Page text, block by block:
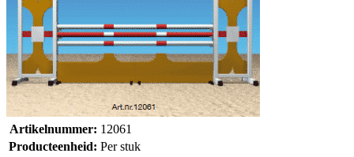
Artikelnummer: 12061
Producteenheid: Per stuk